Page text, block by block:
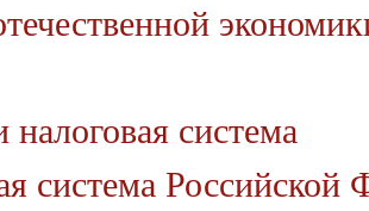
система
система Российской